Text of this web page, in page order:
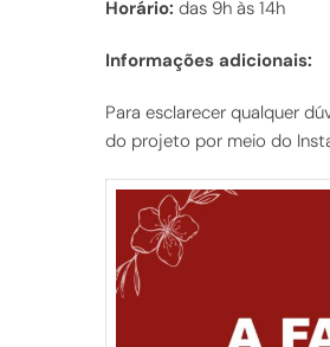
Horário: das 9h às 14h
Informações adicionais:
Para esclarecer qualquer
do projeto por meio do